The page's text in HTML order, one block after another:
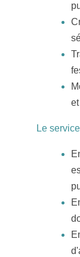
Le